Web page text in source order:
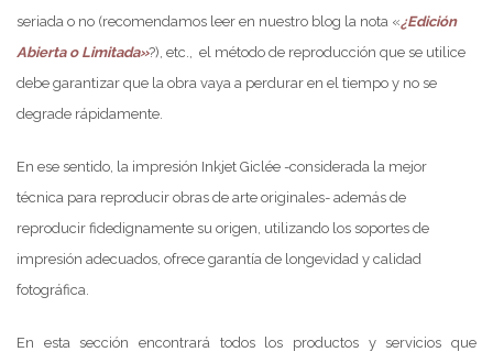
seriada o no (recomendamos leer en nuestro blog la nota «¿Edición
Abierta o Limitada»?), etc., el método de reproducción que se utilice
debe garantizar que la obra vaya a perdurar en el tiempo y no se
degrade rápidamente.
En ese sentido, la impresión Inkjet Giclée -considerada la mejor
técnica para reproducir obras de arte originales- además de
reproducir fidedignamente su origen, utilizando los soportes de
impresión adecuados, ofrece garantía de longevidad y calidad
fotográfica.
En esta sección encontrará todos los productos y servicios que